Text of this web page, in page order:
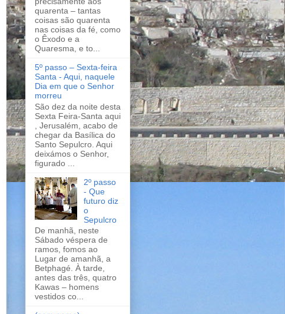
quarenta – tantas
coisas são quarenta
nas coisas da fé, como
o Êxodo e a
Quaresma, e to...
5º passo – Sexta-feira
Santa - Aqui, naquele
Dia em que o Senhor
morreu
São dez da noite desta
Sexta Feira-Santa aqui
, Jerusalém, acabo de
chegar da Basílica do
Santo Sepulcro. Aqui
deixámos o Senhor,
figurado ...
2º passo
- Que
futuro diz
o
Sepulcro
De manhã, neste
Sábado véspera de
ramos, fomos ao
Lugar de amanhã, a
Betphagé. À tarde,
antes das três, quatro
Kawas – homens
vestidos co...